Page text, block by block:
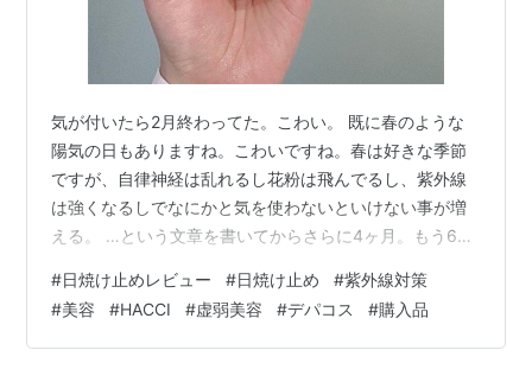
気が付いたら2月終わってた。こわい。 既に春のような
陽気の日もありますね。こわいですね。春は好きな季節
ですが、自律神経は乱れるし花粉は飛んでるし、紫外線
は強くなるしでなにかと気を使わないといけない事が増
える。 …という文章を書いてからさらに4ヶ月。もう6月
中旬を迎えているんですけどお！！ 梅雨やん。梅雨入り
しちゃったじゃん。いやー、ご無沙汰しております。 虚
弱には辛い梅雨がやってまいりましたねー。ここから猛
#日焼け止めレビュー #日焼け止め #紫外線対策
#美容 #HACCI #虚弱美容 #デパコス #購入品